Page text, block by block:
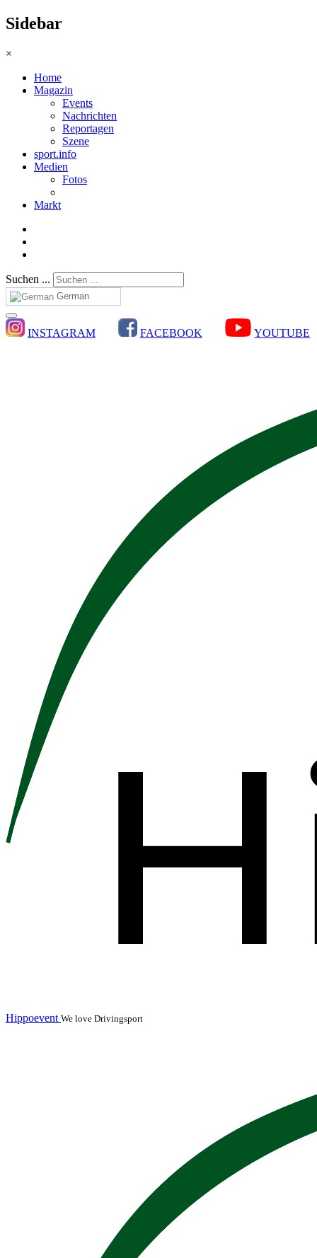
Sidebar
×
Home
Magazin
Events
Nachrichten
Reportagen
Szene
sport.info
Medien
Fotos
Markt
Suchen ...
German
INSTAGRAM FACEBOOK YOUTUBE
Hippoevent We love Drivingsport